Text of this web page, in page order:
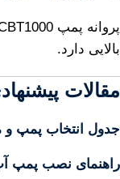
پروانه پمپ CBT1000 از
بالایی دارد.
مقالات
جدول انتخاب پمپ و
راهنمای نصب پمپ